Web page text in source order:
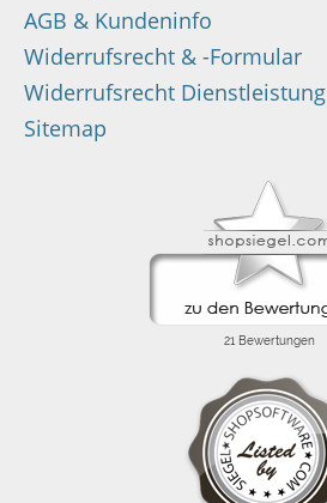
AGB & Kundeninfo
Widerrufsrecht & -Formular
Widerrufsrecht Dienstleistung
Sitemap